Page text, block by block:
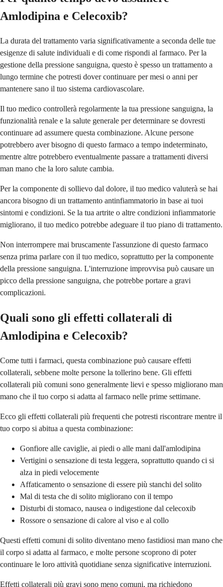
Amlodipina e Celecoxib?
La durata del trattamento varia significativamente a seconda delle tue
esigenze di salute individuali e di come rispondi al farmaco. Per la
gestione della pressione sanguigna, questo è spesso un trattamento a
lungo termine che potresti dover continuare per mesi o anni per
mantenere sano il tuo sistema cardiovascolare.
Il tuo medico controllerà regolarmente la tua pressione sanguigna, la
funzionalità renale e la salute generale per determinare se dovresti
continuare ad assumere questa combinazione. Alcune persone
potrebbero aver bisogno di questo farmaco a tempo indeterminato,
mentre altre potrebbero eventualmente passare a trattamenti diversi
man mano che la loro salute cambia.
Per la componente di sollievo dal dolore, il tuo medico valuterà se hai
ancora bisogno di un trattamento antinfiammatorio in base ai tuoi
sintomi e condizioni. Se la tua artrite o altre condizioni infiammatorie
migliorano, il tuo medico potrebbe adeguare il tuo piano di trattamento.
Non interrompere mai bruscamente l'assunzione di questo farmaco
senza prima parlare con il tuo medico, soprattutto per la componente
della pressione sanguigna. L'interruzione improvvisa può causare un
picco della pressione sanguigna, che potrebbe portare a gravi
complicazioni.
Quali sono gli effetti collaterali di
Amlodipina e Celecoxib?
Come tutti i farmaci, questa combinazione può causare effetti
collaterali, sebbene molte persone la tollerino bene. Gli effetti
collaterali più comuni sono generalmente lievi e spesso migliorano man
mano che il tuo corpo si adatta al farmaco nelle prime settimane.
Ecco gli effetti collaterali più frequenti che potresti riscontrare mentre il
tuo corpo si abitua a questa combinazione:
Gonfiore alle caviglie, ai piedi o alle mani dall'amlodipina
Vertigini o sensazione di testa leggera, soprattutto quando ci si
alza in piedi velocemente
Affaticamento o sensazione di essere più stanchi del solito
Mal di testa che di solito migliorano con il tempo
Disturbi di stomaco, nausea o indigestione dal celecoxib
Rossore o sensazione di calore al viso e al collo
Questi effetti comuni di solito diventano meno fastidiosi man mano che
il corpo si adatta al farmaco, e molte persone scoprono di poter
continuare le loro attività quotidiane senza significative interruzioni.
Effetti collaterali più gravi sono meno comuni, ma richiedono